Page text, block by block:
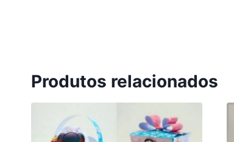
Produtos relacionados